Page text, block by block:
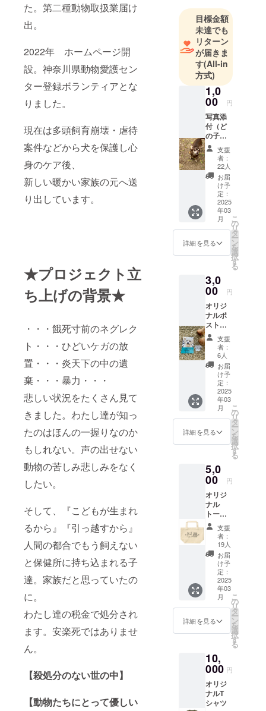
た。第二種動物取扱業届け
出。
2022年 ホームページ開
設。神奈川県動物愛護セン
ター登録ボランティアとな
りました。
現在は多頭飼育崩壊・虐待
案件などから犬を保護し心
身のケア後、
新しい暖かい家族の元へ送
り出しています。
★プロジェクト立
ち上げの背景★
・・・餓死寸前のネグレク
ト・・・ひどいケガの放
置・・・炎天下の中の遺
棄・・・暴力・・・
悲しい状況をたくさん見て
きました。わたし達が知っ
たのはほんの一握りなのか
もしれない。声の出せない
動物の苦しみ悲しみをなく
したい。
そして、『こどもが生まれ
るから』『引っ越すから』
人間の都合でもう飼えない
と保健所に持ち込まれる子
達。家族だと思っていたの
に。
わたし達の税金で処分され
ます。安楽死ではありませ
ん。
【殺処分のない世の中】
【動物たちにとって優しい
目標金額
未達でも
リターン
が届きま
す(All-in
方式)
1,0
00 円
写真添
付（ど
の子が
届くか
な）の
電子
メール
支援
者：
22人
お届
け予
定：
2025
年03
月
詳細を見る
こ
の
リ
タ
ー
ン
を
選
択
す
る
3,0
00 円
オリジ
ナルポ
スト
カード
と ス
テッ
カー
（横
6.5×縦
4.5）
支援
者：
6人
お届
け予
定：
2025
年03
月
詳細を見る
こ
の
リ
タ
ー
ン
を
選
択
す
る
5,0
00 円
オリジ
ナル
トート
バッグ
（横幅
30×高さ
20×マチ
10 持
ち手
29）
支援
者：
19人
お届
け予
定：
2025
年03
月
詳細を見る
こ
の
リ
タ
ー
ン
を
選
択
す
る
10,
000 円
オリジ
ナルT
シャツ